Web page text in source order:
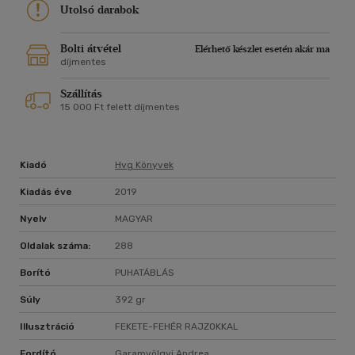
Makacs ellenállás és sokatmondó mosoly - ez legyen a
fegyvered!"
Utolsó darabok
Bolti átvétel
Elérhető készlet esetén akár ma
díjmentes
Szállítás
15 000 Ft felett díjmentes
Kiadó Hvg Könyvek
Kiadás éve 2019
Nyelv MAGYAR
Oldalak száma: 288
Borító PUHATÁBLÁS
Súly 392 gr
Illusztráció FEKETE-FEHÉR RAJZOKKAL